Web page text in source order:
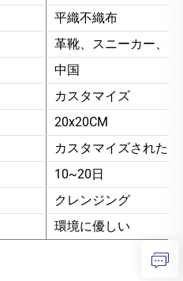
平織不織布
革靴、スニーカー、
中国
カスタマイズ
20x20CM
カスタマイズされた
10~20日
クレンジング
環境に優しい